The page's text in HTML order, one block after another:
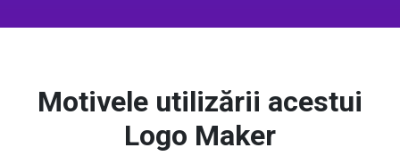
Motivele utilizării acestui
Logo Maker